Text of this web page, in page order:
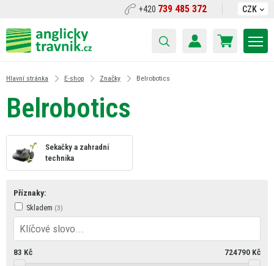
+420 739 485 372 CZK
Hlavní stránka E-shop Značky Belrobotics
Belrobotics
Sekačky a zahradní
technika
Příznaky:
Skladem
83 Kč 724790 Kč